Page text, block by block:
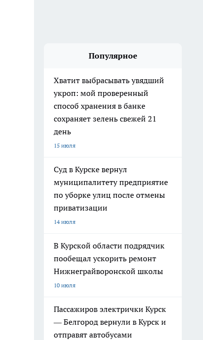
Популярное
Хватит выбрасывать увядший
укроп: мой проверенный
способ хранения в банке
сохраняет зелень свежей 21
день
15 июля
Суд в Курске вернул
муниципалитету предприятие
по уборке улиц после отмены
приватизации
14 июля
В Курской области подрядчик
пообещал ускорить ремонт
Нижнеграйворонской школы
10 июля
Пассажиров электрички Курск
— Белгород вернули в Курск и
отправят автобусами